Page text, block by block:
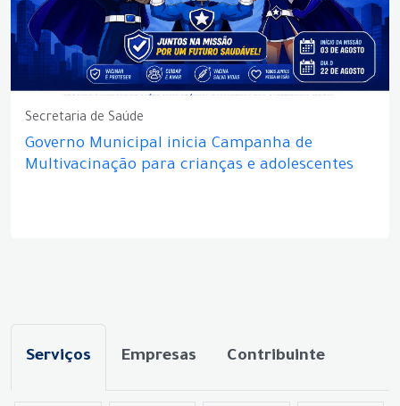
Secretaria de Saúde
Governo Municipal inicia Campanha de
Multivacinação para crianças e adolescentes
Serviços Empresas Contribuinte